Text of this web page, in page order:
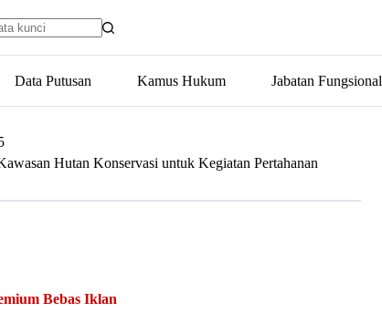
Data Putusan Kamus Hukum Jabatan Fungsional
Hutan Konservasi untuk Kegiatan Pertahanan
Bebas Iklan